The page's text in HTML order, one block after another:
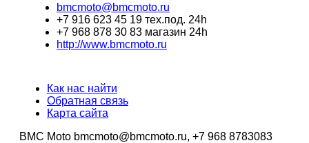
bmcmoto@bmcmoto.ru
+7 916 623 45 19 тех.под. 24h
+7 968 878 30 83 магазин 24h
http://www.bmcmoto.ru
Как нас найти
Обратная связь
Карта сайта
BMC Moto bmcmoto@bmcmoto.ru, +7 968 8783083